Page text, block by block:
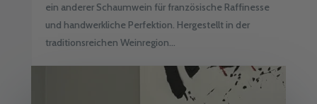
ein anderer Schaumwein für französische Raffinesse
und handwerkliche Perfektion. Hergestellt in der
traditionsreichen Weinregion...